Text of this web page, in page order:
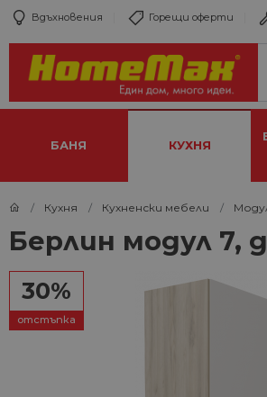
Вдъхновения Горещи оферти
БАНЯ КУХНЯ
Кухня Кухненски мебели
Берлин модул 7,
30%
отстъпка